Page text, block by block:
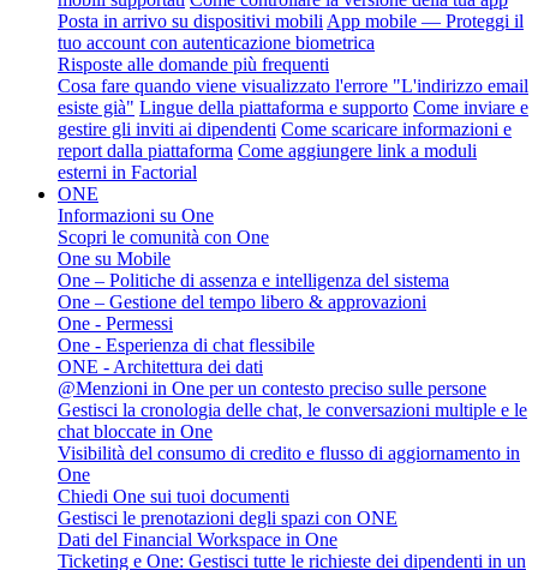
Posta in arrivo su dispositivi mobili App mobile — Proteggi il
tuo account con autenticazione biometrica
Risposte alle domande più frequenti
Cosa fare quando viene visualizzato l'errore "L'indirizzo email
esiste già" Lingue della piattaforma e supporto Come inviare e
gestire gli inviti ai dipendenti Come scaricare informazioni e
report dalla piattaforma Come aggiungere link a moduli
esterni in Factorial
ONE
Informazioni su One
Scopri le comunità con One
One su Mobile
One – Politiche di assenza e intelligenza del sistema
One – Gestione del tempo libero & approvazioni
One - Permessi
One - Esperienza di chat flessibile
ONE - Architettura dei dati
@Menzioni in One per un contesto preciso sulle persone
Gestisci la cronologia delle chat, le conversazioni multiple e le
chat bloccate in One
Visibilità del consumo di credito e flusso di aggiornamento in
One
Chiedi One sui tuoi documenti
Gestisci le prenotazioni degli spazi con ONE
Dati del Financial Workspace in One
Ticketing e One: Gestisci tutte le richieste dei dipendenti in un